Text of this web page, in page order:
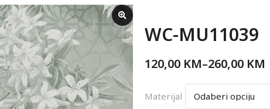
WC-MU11039
120,00 KM–260,00 KM
Materijal